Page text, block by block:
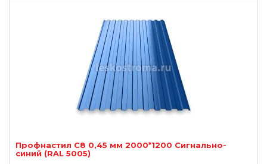
Профнастил С8 0,45 мм 2000*1200 Сигнально-
синий (RAL 5005)